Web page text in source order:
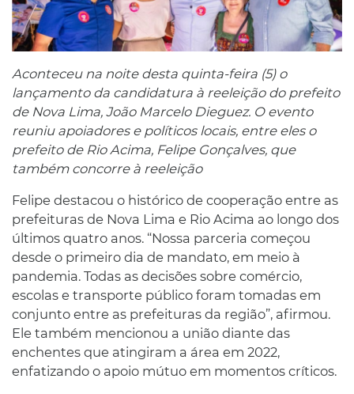
Aconteceu na noite desta quinta-feira (5) o
lançamento da candidatura à reeleição do prefeito
de Nova Lima, João Marcelo Dieguez. O evento
reuniu apoiadores e políticos locais, entre eles o
prefeito de Rio Acima, Felipe Gonçalves, que
também concorre à reeleição
Felipe destacou o histórico de cooperação entre as
prefeituras de Nova Lima e Rio Acima ao longo dos
últimos quatro anos. “Nossa parceria começou
desde o primeiro dia de mandato, em meio à
pandemia. Todas as decisões sobre comércio,
escolas e transporte público foram tomadas em
conjunto entre as prefeituras da região”, afirmou.
Ele também mencionou a união diante das
enchentes que atingiram a área em 2022,
enfatizando o apoio mútuo em momentos críticos.